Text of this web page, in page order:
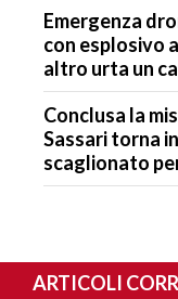
Emergenza
con esplosivo
altro urta un
Conclusa la
Sassari torna
scaglionato
ARTICOLI